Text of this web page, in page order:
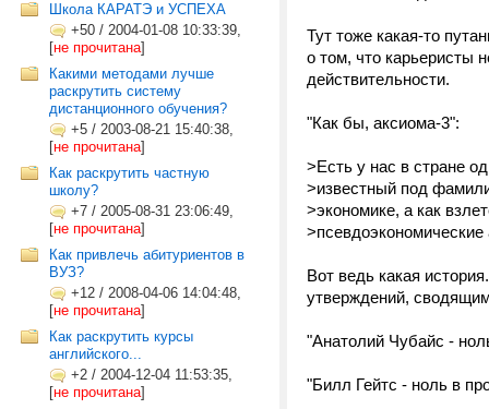
Школа КАРАТЭ и УСПЕХА
+50 / 2004-01-08 10:33:39,
[не прочитана]
Какими методами лучше
раскрутить систему
дистанционного обучения?
+5 / 2003-08-21 15:40:38,
[не прочитана]
Как раскрутить частную
школу?
+7 / 2005-08-31 23:06:49,
[не прочитана]
Как привлечь абитуриентов в
ВУЗ?
+12 / 2008-04-06 14:04:48,
[не прочитана]
Как раскрутить курсы
английского...
+2 / 2004-12-04 11:53:35,
[не прочитана]
Тут тоже какая-то
о том, что карьеристы
действительности.
"Как бы, аксиома-3":
>Есть у нас в стране
>известный под
>экономике, а как
Вот ведь какая
утверждений,
"Анатолий Чубайс -
"Билл Гейтс - ноль в